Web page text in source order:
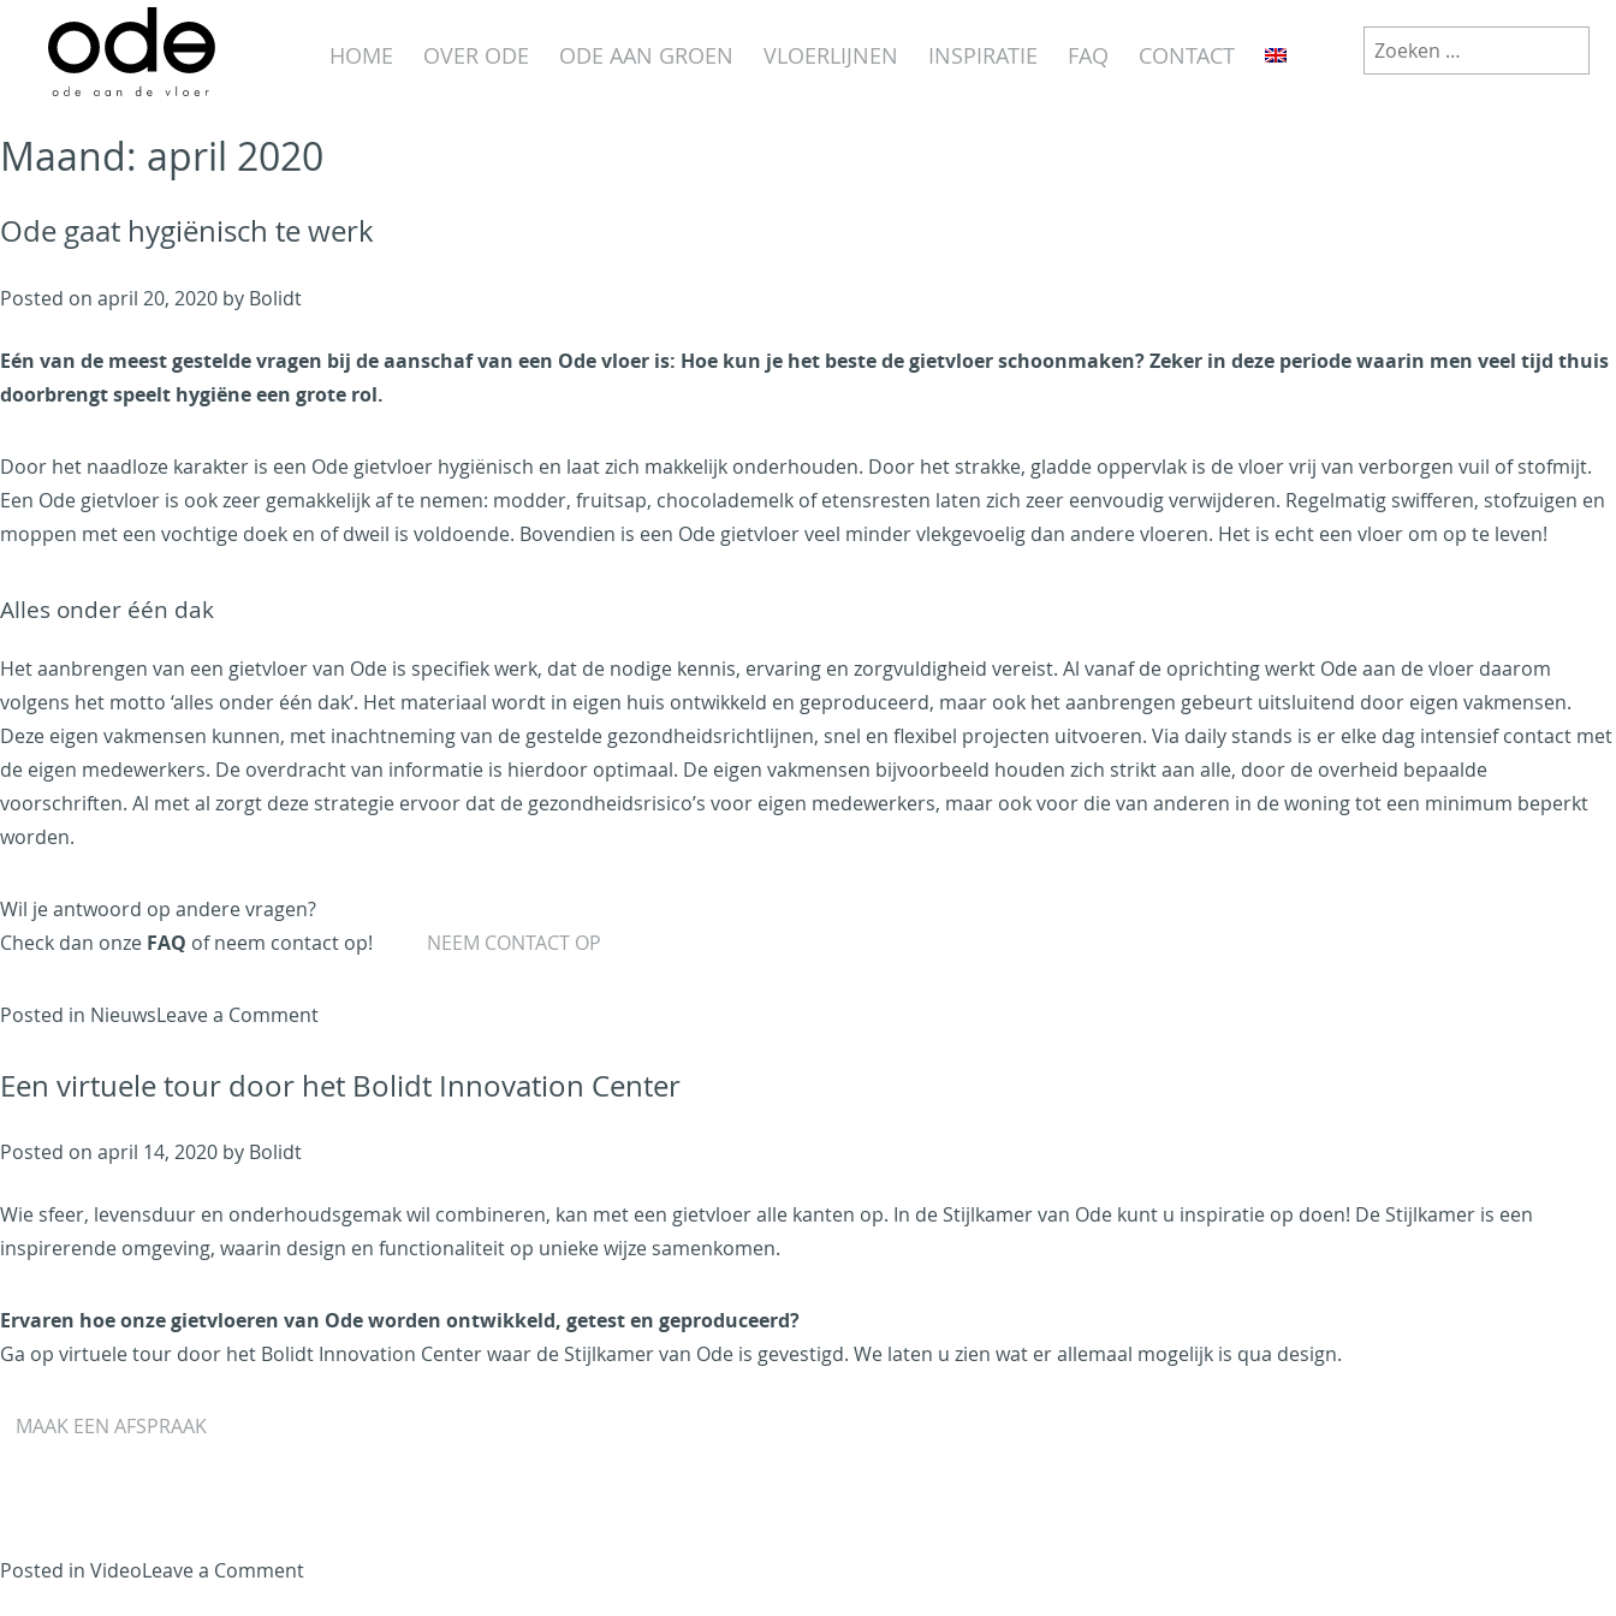
content
site
HOME OVER ODE ODE AAN GROEN VLOERLIJNEN INSPIRATIE FAQ CONTACT
Zoeken
naar:
Maand: april 2020
Ode gaat hygiënisch te werk
Posted on april 20, 2020 by Bolidt
Eén van de meest gestelde vragen bij de aanschaf van een Ode vloer is: Hoe kun je het beste de gietvloer schoonmaken? Zeker in deze periode waarin men veel tijd thuis
doorbrengt speelt hygiëne een grote rol.
Door het naadloze karakter is een Ode gietvloer hygiënisch en laat zich makkelijk onderhouden. Door het strakke, gladde oppervlak is de vloer vrij van verborgen vuil of stofmijt.
Een Ode gietvloer is ook zeer gemakkelijk af te nemen: modder, fruitsap, chocolademelk of etensresten laten zich zeer eenvoudig verwijderen. Regelmatig swifferen, stofzuigen en
moppen met een vochtige doek en of dweil is voldoende. Bovendien is een Ode gietvloer veel minder vlekgevoelig dan andere vloeren. Het is echt een vloer om op te leven!
Alles onder één dak
Het aanbrengen van een gietvloer van Ode is specifiek werk, dat de nodige kennis, ervaring en zorgvuldigheid vereist. Al vanaf de oprichting werkt Ode aan de vloer daarom
volgens het motto ‘alles onder één dak’. Het materiaal wordt in eigen huis ontwikkeld en geproduceerd, maar ook het aanbrengen gebeurt uitsluitend door eigen vakmensen.
Deze eigen vakmensen kunnen, met inachtneming van de gestelde gezondheidsrichtlijnen, snel en flexibel projecten uitvoeren. Via daily stands is er elke dag intensief contact met
de eigen medewerkers. De overdracht van informatie is hierdoor optimaal. De eigen vakmensen bijvoorbeeld houden zich strikt aan alle, door de overheid bepaalde
voorschriften. Al met al zorgt deze strategie ervoor dat de gezondheidsrisico’s voor eigen medewerkers, maar ook voor die van anderen in de woning tot een minimum beperkt
worden.
Wil je antwoord op andere vragen?
Check dan onze FAQ of neem contact op! NEEM CONTACT OP
Posted in NieuwsLeave a Commenton
gaat
Een virtuele tour door het Bolidt Innovation Center
Posted on april 14, 2020 by Bolidt
Wie sfeer, levensduur en onderhoudsgemak wil combineren, kan met een gietvloer alle kanten op. In de Stijlkamer van Ode kunt u inspiratie op doen! De Stijlkamer is een
inspirerende omgeving, waarin design en functionaliteit op unieke wijze samenkomen.
Ervaren hoe onze gietvloeren van Ode worden ontwikkeld, getest en geproduceerd?
Ga op virtuele tour door het Bolidt Innovation Center waar de Stijlkamer van Ode is gevestigd. We laten u zien wat er allemaal mogelijk is qua design.
MAAK EEN AFSPRAAK
Posted in VideoLeave a Commenton